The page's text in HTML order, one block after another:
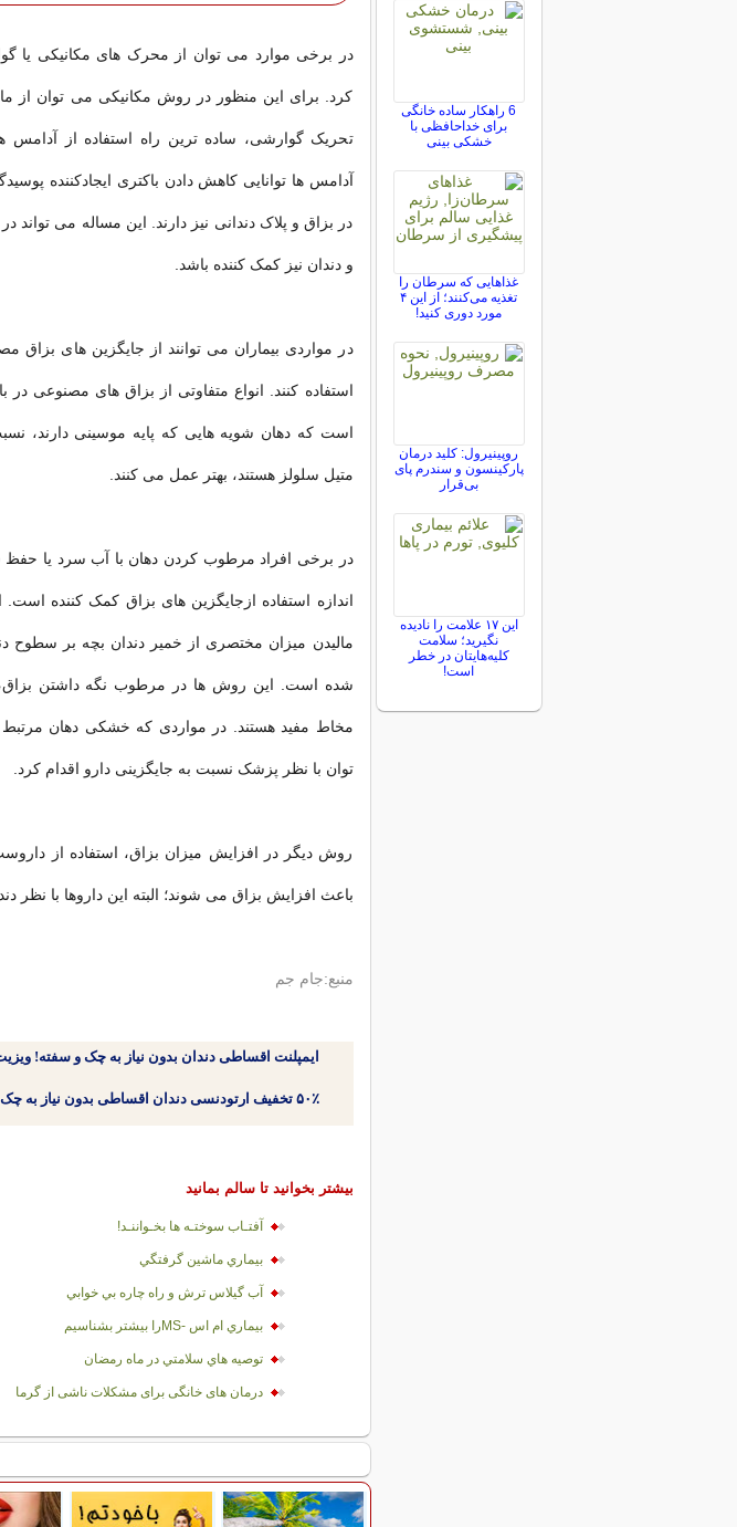
در برخی موارد می توان از محرک های مکانیکی یا
کرد. برای این منظور در روش مکانیکی می توان از
تحریک گوارشی، ساده ترین راه استفاده از
آدامس ها توانایی کاهش دادن باکتری ایجادکننده
در بزاق و پلاک دندانی نیز دارند. این مساله می تواند
و دندان نیز کمک کننده باشد.
در مواردی بیماران می توانند از جایگزین های
استفاده کنند. انواع متفاوتی از بزاق های مصنوعی در
است که دهان شویه هایی که پایه موسینی دارند،
متیل سلولز هستند، بهتر عمل می کنند.
در برخی افراد مرطوب کردن دهان با آب سرد یا حفظ
اندازه استفاده ازجایگزین های بزاق کمک کننده
مالیدن میزان مختصری از خمیر دندان بچه بر سطوح
شده است. این روش ها در مرطوب نگه داشتن
مخاط مفید هستند. در مواردی که خشکی دهان
توان با نظر پزشک نسبت به جایگزینی دارو اقدام کرد.
روش دیگر در افزایش میزان بزاق، استفاده از
باعث افزایش بزاق می شوند؛ البته این داروها با نظر
منبع:جام جم
ایمپلنت اقساطی دندان بدون نیاز به چک و سفته!
۵۰٪ تخفیف ارتودنسی دندان اقساطی بدون نیاز به چک یا سفته!
بیشتر بخوانید تا سالم بمانید
آفتـاب سوختـه ها بخـواننـد!
بيماري ماشين گرفتگي
آب گيلاس ترش و راه چاره بي خوابي
بيماري ام اس -MSرا بيشتر بشناسيم
توصيه هاي سلامتي در ماه رمضان
درمان های خانگی برای مشکلات ناشی از گرما
6 راهکار ساده خانگی
برای خداحافظی با
خشکی بینی
غذاهایی که سرطان را
تغذیه می‌کنند؛ از این ۴
مورد دوری کنید!
روپینیرول: کلید درمان
پارکینسون و سندرم پای
بی‌قرار
این ۱۷ علامت را نادیده
نگیرید؛ سلامت
کلیه‌هایتان در خطر
است!